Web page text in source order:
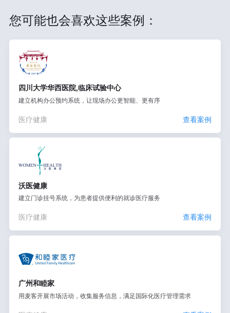
您可能也会喜欢这些案例：
四川大学华西医院,临床试验中心
建立机构办公预约系统，让现场办公更智能、更有序
医疗健康 查看案例
沃医健康
建立门诊挂号系统，为患者提供便利的就诊医疗服务
医疗健康 查看案例
广州和睦家
用麦客开展市场活动，收集服务信息，满足国际化医疗管理需求